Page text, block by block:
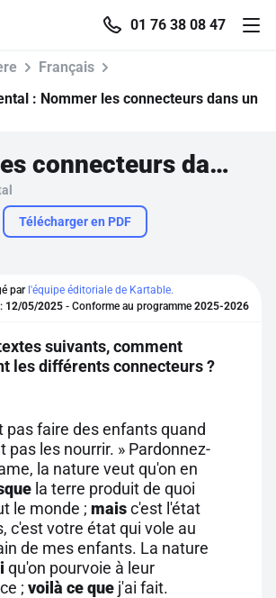
01 76 38 08 47
S'inscrire gratuitement
Français
: Nommer les connecteurs dans un
Nommer les connecteurs dans un texte
Télécharger en PDF
par l'équipe éditoriale de Kartable.
12/05/2025 - Conforme au programme 2025-2026
suivants, comment
les différents connecteurs ?
pas faire des enfants quand
pas les nourrir. » Pardonnez-
la nature veut qu'on en
la terre produit de quoi
le monde ; maisc'est l'état
c'est votre état qui vole au
de mes enfants. La nature
qu'on pourvoie à leur
; voilà ce que j'ai fait.